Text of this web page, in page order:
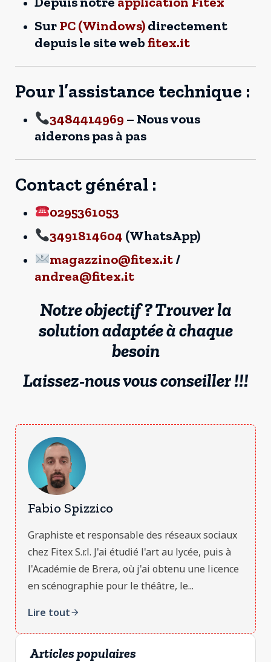
SurPC (Windows)directement
depuis le site webfitex.it
Pour l’assistance technique :
3484414969 – Nous vous
aiderons pas à pas
Contact général :
0295361053
3491814604 (WhatsApp)
magazzino@fitex.it/
andrea@fitex.it
Notre objectif ? Trouver la
solution adaptée à chaque
besoin
Laissez-nous vous conseiller !!!
Fabio Spizzico
Graphiste et responsable des réseaux sociaux
chez Fitex S.r.l. J'ai étudié l'art au lycée, puis à
l'Académie de Brera, où j'ai obtenu une licence
en scénographie pour le théâtre, le...
Lire toutarrow_forward
Articles populaires